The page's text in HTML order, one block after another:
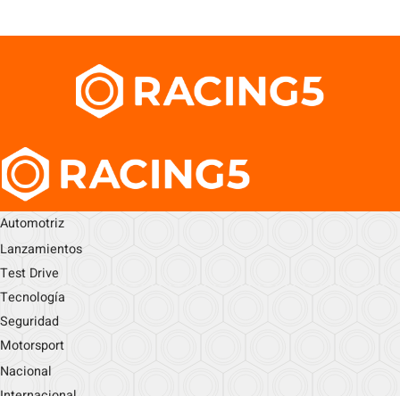
Automotriz
Lanzamientos
Test Drive
Tecnología
Seguridad
Motorsport
Nacional